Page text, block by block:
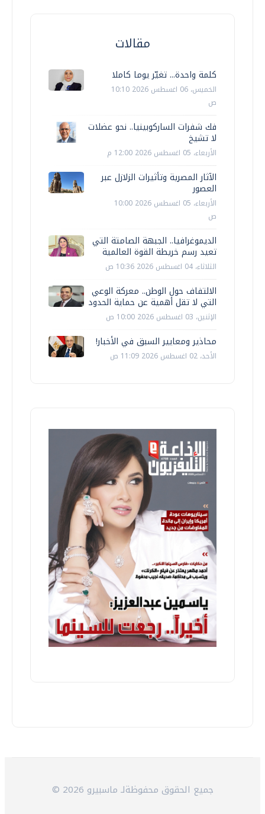
مقالات
كلمة واحدة... تغيّر يوما كاملا
الخميس، 06 اغسطس 2026 10:10
ص
فك شفرات الساركوبينيا.. نحو عضلات
لا تشيخ
الأربعاء، 05 اغسطس 2026 12:00 م
الآثار المصرية وتأثيرات الزلازل عبر
العصور
الأربعاء، 05 اغسطس 2026 10:00
ص
الديموغرافيا.. الجبهة الصامتة التي
تعيد رسم خريطة القوة العالمية
الثلاثاء، 04 اغسطس 2026 10:36 ص
الالتفاف حول الوطن.. معركة الوعي
التي لا تقل أهمية عن حماية الحدود
الإثنين، 03 اغسطس 2026 10:00 ص
محاذير ومعايير السبق في الأخبار!
الأحد، 02 اغسطس 2026 11:09 ص
© 2026 جميع الحقوق محفوظةلـ ماسبيرو